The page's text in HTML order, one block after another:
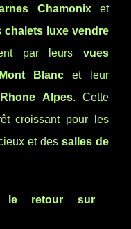
Chamonixet
chalets luxe vendre
par leurs vues
Blanc et leur
Rhone Alpes. Cette
croissant pour les
et des salles de
le retour sur